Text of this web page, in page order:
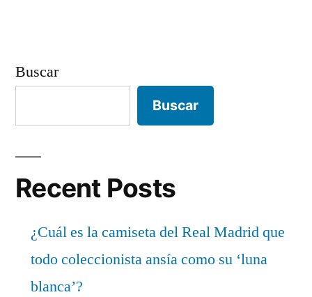
Buscar
Buscar
Recent Posts
¿Cuál es la camiseta del Real Madrid que
todo coleccionista ansía como su ‘luna
blanca’?